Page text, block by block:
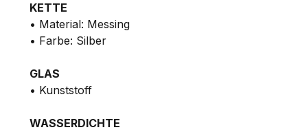
KETTE
• Material: Messing
• Farbe: Silber
GLAS
• Kunststoff
WASSERDICHTE